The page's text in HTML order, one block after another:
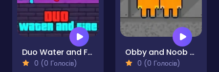
Duo Water and Fire
0 (0 Голосів)
Obby and Noob Barry Prison
0 (0 Голосів)